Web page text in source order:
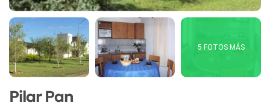
5 FOTOS MÁS
Pilar Pan